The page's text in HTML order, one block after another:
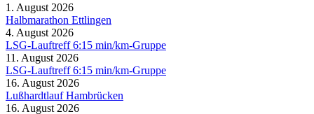
1. August 2026
Halbmarathon Ettlingen
4. August 2026
LSG-Lauftreff 6:15 min/km-Gruppe
11. August 2026
LSG-Lauftreff 6:15 min/km-Gruppe
16. August 2026
Lußhardtlauf Hambrücken
16. August 2026